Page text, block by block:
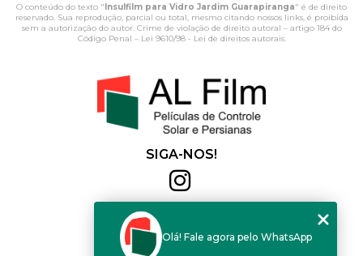
O conteúdo do texto "Insulfilm para Vidro Jardim Guarapiranga" é de direito
reservado. Sua reprodução, parcial ou total, mesmo citando nossos links, é proibida
sem a autorização do autor. Crime de violação de direito autoral – artigo 184 do
Código Penal – Lei 9610/98 - Lei de direitos autorais.
SIGA-NOS!
(11) 2564-4684
(11) 94168-2041
Olá! Fale agora pelo WhatsApp